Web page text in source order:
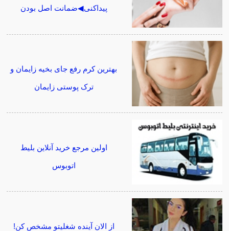
پیداکنی◀ضمانت اصل بودن
بهترین کرم رفع جای بخیه زایمان و
ترک پوستی زایمان
اولین مرجع خرید آنلاین بلیط
اتوبوس
از الان آینده شغلیتو مشخص کن!